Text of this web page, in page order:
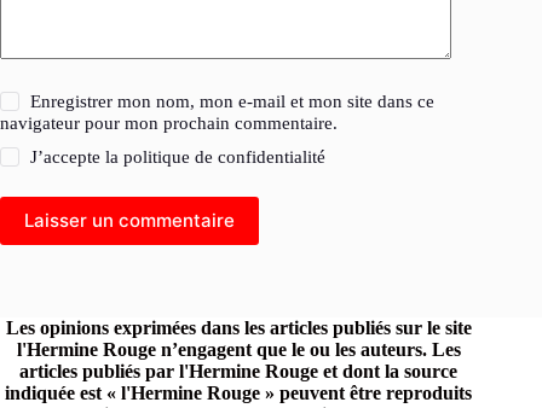
Enregistrer mon nom, mon e-mail et mon site dans ce
navigateur pour mon prochain commentaire.
J’accepte lapolitique de confidentialité
Laisser un commentaire
Les opinions exprimées dans les articles publiés sur le site
l'Hermine Rouge n’engagent que le ou les auteurs. Les
articles publiés par l'Hermine Rouge et dont la source
indiquée est « l'Hermine Rouge » peuvent être reproduits